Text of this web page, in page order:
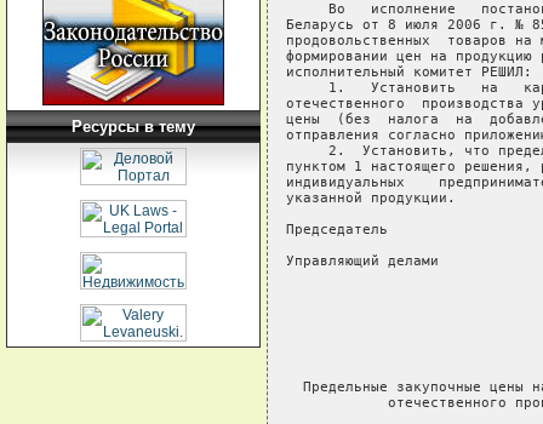
Ресурсы в тему
Во   исполнение
Беларусь от 8 июля 2006 г. №
продовольственных  товаров
формировании цен на продукцию
исполнительный комитет РЕШИЛ:
1.   Установить   на
отечественного  производства
цены  (без  налога  на
отправления согласно
2.  Установить, что
пунктом 1 настоящего решения,
индивидуальных
указанной продукции.
Председатель
Управляющий делами
Предельные закупочные цены
отечественного